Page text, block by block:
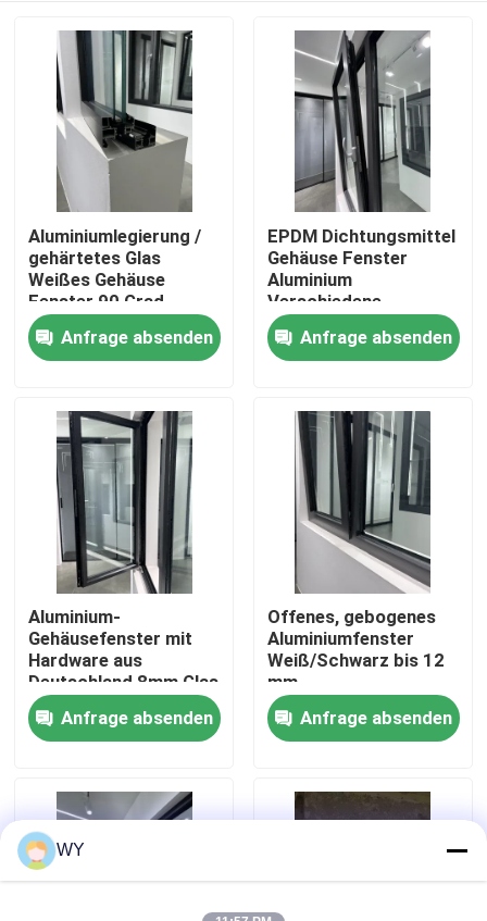
Haus
Produkte
Videos
Über uns
Fabrik-Ausflug
Qualitätskontrolle
Treten Sie mit uns in Verbindung
Fenster aus Aluminium
Aluminium-Zweifachfenster
Aluminiumlegierung /
gehärtetes Glas
Weißes Gehäuse
Fenster 90 Grad
Rechtsöffnung
Edelstahlnetz
Anfrage absenden
EPDM Dichtungsmittel
Gehäuse Fenster
Aluminium
Verschiedene
Oberflächenbehandlungen
Anfrage absenden
Aluminium-
Gehäusefenster mit
Hardware aus
Deutschland 8mm Glas
für eine vollständige
Energieeffizienz
Anfrage absenden
Offenes, gebogenes
Aluminiumfenster
Weiß/Schwarz bis 12
mm
Glasfaserbildschirm
Anfrage absenden
WY